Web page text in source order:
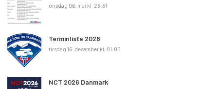
onsdag 06. mai kl. 23:31
Terminliste 2026
tirsdag 16. desember kl. 01:00
NCT 2026 Danmark